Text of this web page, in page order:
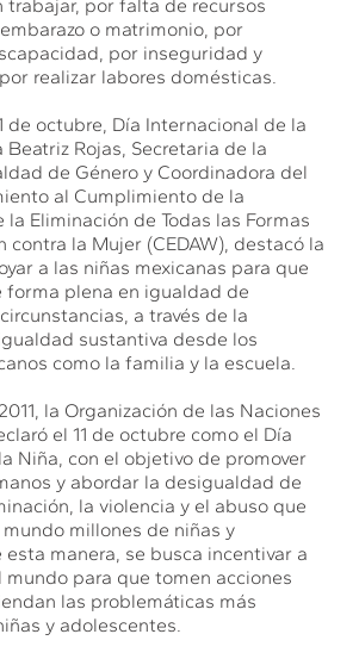
trabajar, por falta de recursos
o matrimonio, por
por inseguridad y
realizar labores domésticas.
de octubre, Día Internacional de la
Rojas, Secretaria de la
de Género y Coordinadora del
al Cumplimiento de la
la Eliminación de Todas las Formas
contra la Mujer (CEDAW), destacó la
a las niñas mexicanas para que
forma plena en igualdad de
a través de la
sustantiva desde los
como la familia y la escuela.
la Organización de las Naciones
el 11 de octubre como el Día
Niña, con el objetivo de promover
y abordar la desigualdad de
la violencia y el abuso que
millones de niñas y
esta manera, se busca incentivar a
para que tomen acciones
las problemáticas más
y adolescentes.